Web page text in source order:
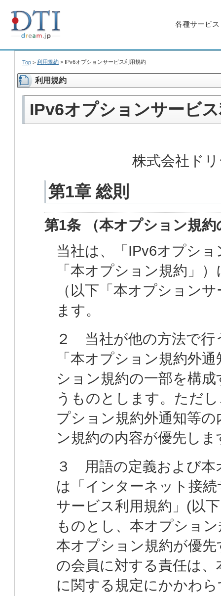
各種サービス
Top > 利用規約 > IPv6オプションサービス利用規約
利用規約
IPv6オプションサービ
株式会社ド
第1章 総則
第1条 （本オプション規約
当社は、「IPv6オプシ
「本オプション規約」
（以下「本オプション
ます。
２ 当社が他の方法で行
「本オプション規約外
ション規約の一部を構
うものとします。ただ
プション規約外通知等
ン規約の内容が優先しま
３ 用語の定義および本
は「インターネット接
サービス利用規約」(以
ものとし、本オプショ
本オプション規約が優
の会員に対する責任は
に関する規定にかかわ